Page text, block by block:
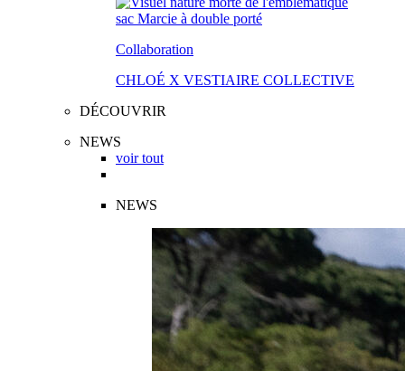
Collaboration
CHLOÉ X VESTIAIRE COLLECTIVE
DÉCOUVRIR
NEWS
voir tout
NEWS